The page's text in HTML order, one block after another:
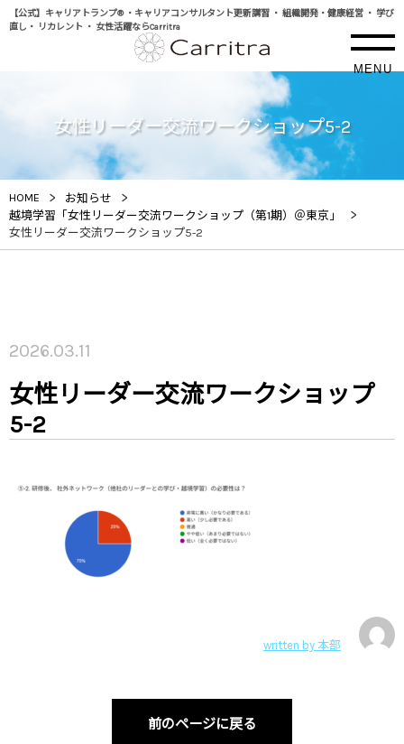
【公式】キャリアトランプ® ・キャリアコンサルタント更新講習 ・ 組織開発・健康経営 ・ 学び
直し・ リカレント ・ 女性活躍ならCarritra
MENU
女性リーダー交流ワークショップ5-2
HOME > お知らせ >
越境学習「女性リーダー交流ワークショップ（第1期）＠東京」 >
女性リーダー交流ワークショップ5-2
2026.03.11
女性リーダー交流ワークショップ
5-2
written by 本部
前のページに戻る